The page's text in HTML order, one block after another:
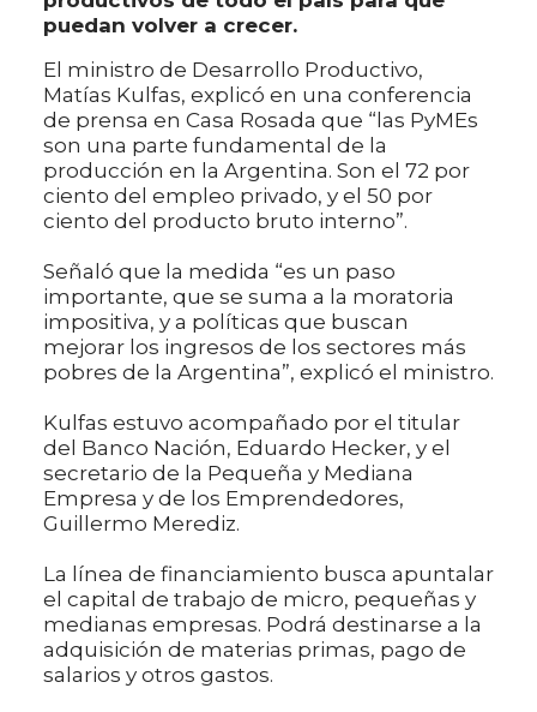
puedan volver a crecer.
El ministro de Desarrollo Productivo,
Matías Kulfas, explicó en una conferencia
de prensa en Casa Rosada que “las PyMEs
son una parte fundamental de la
producción en la Argentina. Son el 72 por
ciento del empleo privado, y el 50 por
ciento del producto bruto interno”.
Señaló que la medida “es un paso
importante, que se suma a la moratoria
impositiva, y a políticas que buscan
mejorar los ingresos de los sectores más
pobres de la Argentina”, explicó el ministro.
Kulfas estuvo acompañado por el titular
del Banco Nación, Eduardo Hecker, y el
secretario de la Pequeña y Mediana
Empresa y de los Emprendedores,
Guillermo Merediz.
La línea de financiamiento busca apuntalar
el capital de trabajo de micro, pequeñas y
medianas empresas. Podrá destinarse a la
adquisición de materias primas, pago de
salarios y otros gastos.